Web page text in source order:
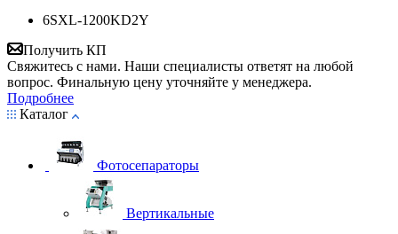
6SXL-1200KD2Y
Получить КП
Свяжитесь с нами. Наши специалисты ответят на любой
вопрос. Финальную цену уточняйте у менеджера.
Подробнее
Каталог
Фотосепараторы
Вертикальные